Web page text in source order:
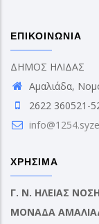
ΕΠΙΚΟΙΝΩΝΙΑ
ΔΗΜΟΣ ΗΛΙΔΑΣ
Αμαλιάδα,
2622 360521-
ΧΡΗΣΙΜΑ
Γ. Ν. ΗΛΕΙΑΣ
ΜΟΝΑΔΑ